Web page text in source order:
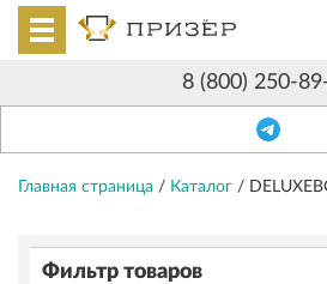
8 (800) 250-
Главная страница / Каталог /
Фильтр товаров